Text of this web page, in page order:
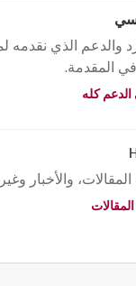
والدعم الذي نقدمه
المقدمة.
كله
والأخبار